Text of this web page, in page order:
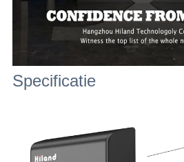
Specificatie